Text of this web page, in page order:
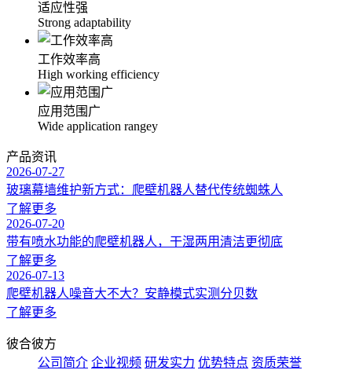
适应性强
Strong adaptability
工作效率高
High working efficiency
应用范围广
Wide application rangey
产品资讯
2026-07-27
玻璃幕墙维护新方式：爬壁机器人替代传统蜘蛛人
了解更多
2026-07-20
带有喷水功能的爬壁机器人，干湿两用清洁更彻底
了解更多
2026-07-13
爬壁机器人噪音大不大？安静模式实测分贝数
了解更多
彼合彼方
公司简介 企业视频 研发实力 优势特点 资质荣誉